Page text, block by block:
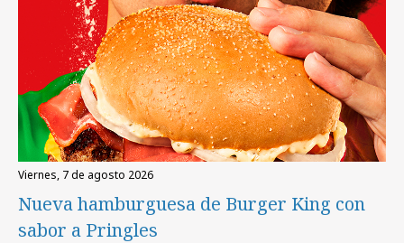
viernes, 7 de agosto 2026
Nueva hamburguesa de Burger King con
sabor a Pringles